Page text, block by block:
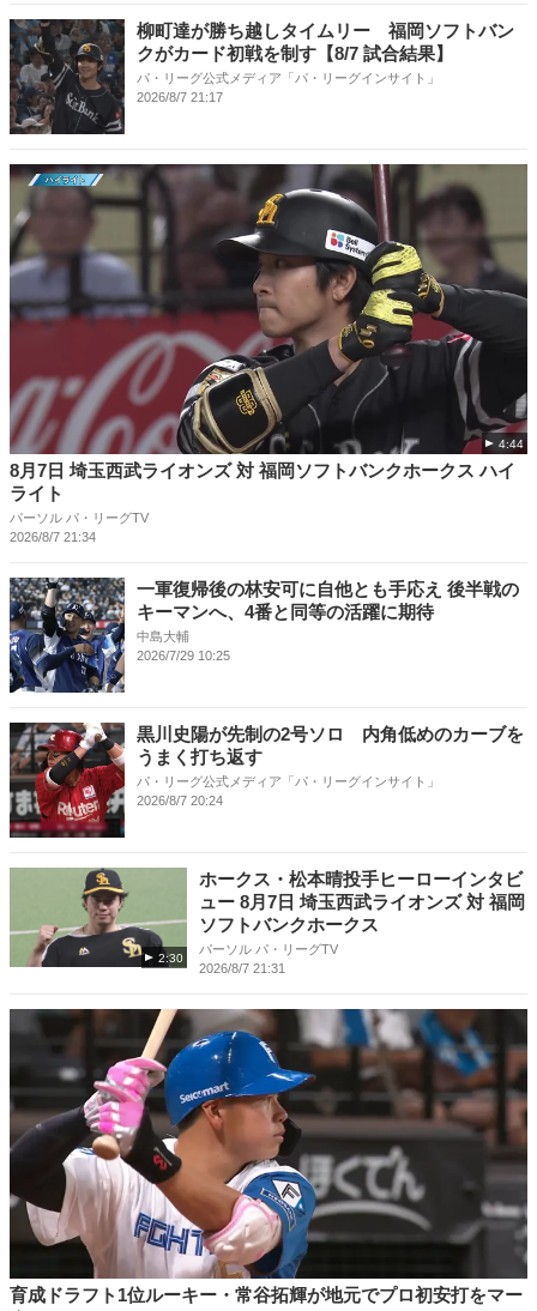
柳町達が勝ち越しタイムリー 福岡ソフトバン
クがカード初戦を制す【8/7 試合結果】
パ・リーグ公式メディア「パ・リーグインサイト」
2026/8/7 21:17
4:44
8月7日 埼玉西武ライオンズ 対 福岡ソフトバンクホークス ハイ
ライト
パーソル パ・リーグTV
2026/8/7 21:34
一軍復帰後の林安可に自他とも手応え 後半戦の
キーマンへ、4番と同等の活躍に期待
中島大輔
2026/7/29 10:25
黒川史陽が先制の2号ソロ 内角低めのカーブを
うまく打ち返す
パ・リーグ公式メディア「パ・リーグインサイト」
2026/8/7 20:24
2:30
ホークス・松本晴投手ヒーローインタビ
ュー 8月7日 埼玉西武ライオンズ 対 福岡
ソフトバンクホークス
パーソル パ・リーグTV
2026/8/7 21:31
育成ドラフト1位ルーキー・常谷拓輝が地元でプロ初安打をマー